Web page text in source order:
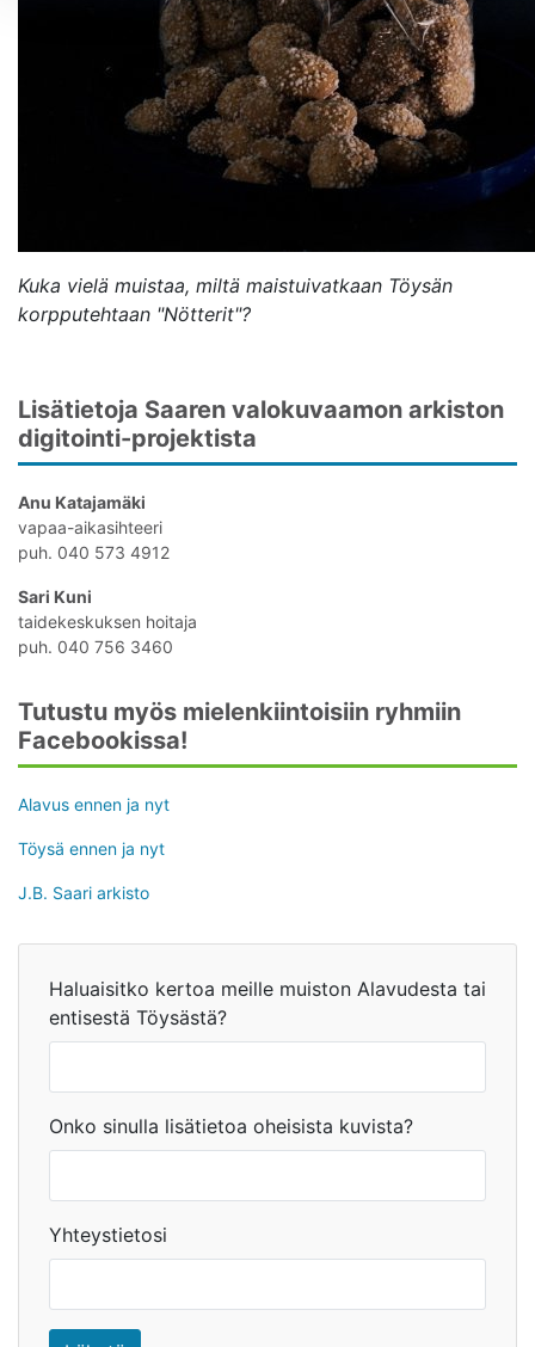
Kuka vielä muistaa, miltä maistuivatkaan Töysän
korpputehtaan "Nötterit"?
Lisätietoja Saaren valokuvaamon arkiston
digitointi-projektista
Anu Katajamäki
vapaa-aikasihteeri
puh. 040 573 4912
Sari Kuni
taidekeskuksen hoitaja
puh. 040 756 3460
Tutustu myös mielenkiintoisiin ryhmiin
Facebookissa!
Alavus ennen ja nytAvaa uudessa ikkunassa
Töysä ennen ja nytAvaa uudessa ikkunassa
J.B. Saari arkistoAvaa uudessa ikkunassa
Haluaisitko kertoa meille muiston Alavudesta tai
entisestä Töysästä?
Onko sinulla lisätietoa oheisista kuvista?
Yhteystietosi